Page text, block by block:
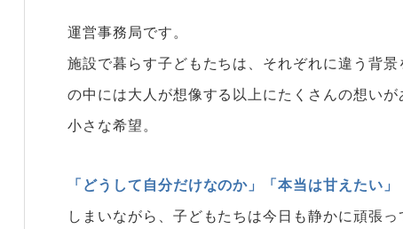
運営事務局です。
施設で暮らす子どもたちは、それぞれに違う背
の中には大人が想像する以上にたくさんの想い
小さな希望。
「どうして自分だけなのか」「本当は甘えたい
しまいながら、子どもたちは今日も静かに頑張っ